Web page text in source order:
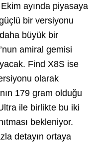
ayında piyasaya
bir versiyonu
büyük bir
amiral gemisi
Find X8S ise
olarak
179 gram olduğu
ile birlikte bu iki
bekleniyor.
detayın ortaya